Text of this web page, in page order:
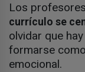
Los
currículo se
olvidar que
formarse
emocional.